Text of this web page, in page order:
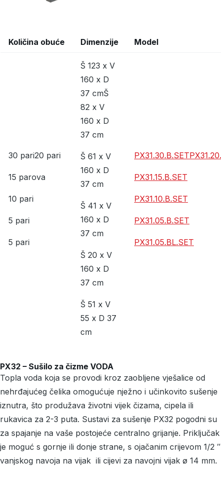
Količina obuće Dimenzije Model
30 pari20 pari
15 parova
10 pari
5 pari
5 pari
Š 123 x V
160 x D
37 cmŠ
82 x V
160 x D
37 cm
Š 61 x V
160 x D
37 cm
Š 41 x V
160 x D
37 cm
Š 20 x V
160 x D
37 cm
Š 51 x V
55 x D 37
cm
PX31.30.B.SET
PX31.15.B.SET
PX31.10.B.SET
PX31.05.B.SET
PX31.05.BL.SET
PX32 – Sušilo za čizme VODA
Topla voda koja se provodi kroz zaobljene vješalice od
nehrđajućeg čelika omogućuje nježno i učinkovito sušenje
iznutra, što produžava životni vijek čizama, cipela ili
rukavica za 2-3 puta. Sustavi za sušenje PX32 pogodni su
za spajanje na vaše postojeće centralno grijanje. Priključak
je moguć s gornje ili donje strane, s ojačanim crijevom 1/2 ″
vanjskog navoja na vijak ili cijevi za navojni vijak ø 14 mm.